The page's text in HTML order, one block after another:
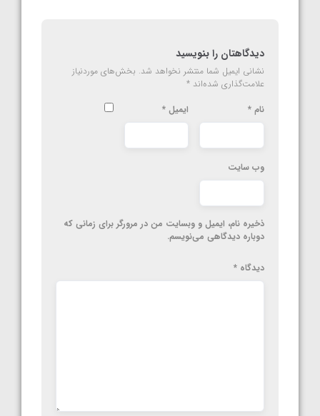
دیدگاهتان را بنویسید
نشانی ایمیل شما منتشر نخواهد شد. بخش‌های موردنیاز
علامت‌گذاری شده‌اند *
نام * ایمیل *
وب‌ سایت
ذخیره نام، ایمیل و وبسایت من در مرورگر برای زمانی که
دوباره دیدگاهی می‌نویسم.
دیدگاه *